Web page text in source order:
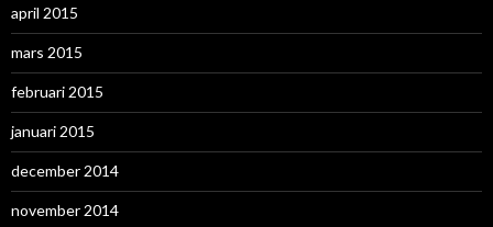
april 2015
mars 2015
februari 2015
januari 2015
december 2014
november 2014